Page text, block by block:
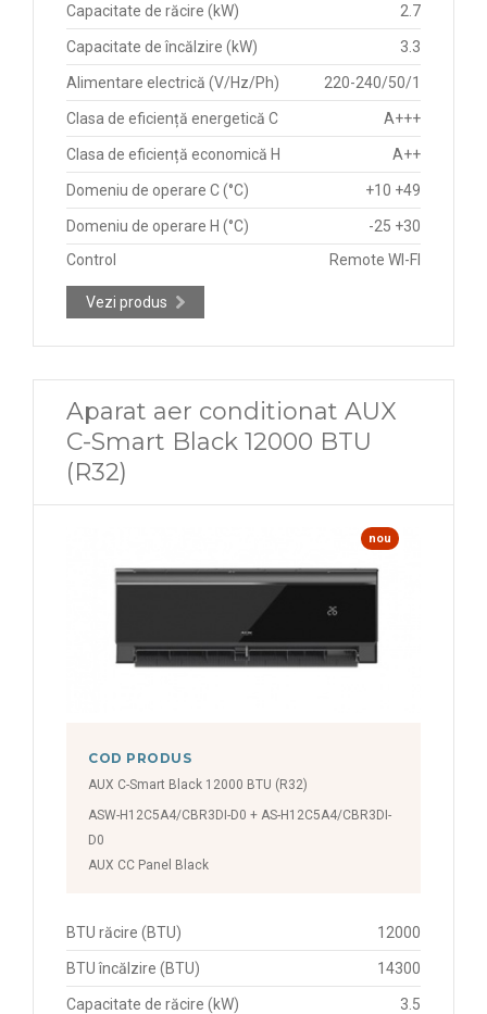
Capacitate de răcire (kW) 2.7
Capacitate de încălzire (kW) 3.3
Alimentare electrică (V/Hz/Ph) 220-240/50/1
Clasa de eficiență energetică C A+++
Clasa de eficiență economică H A++
Domeniu de operare C (°C) +10 +49
Domeniu de operare H (°C)
-25 +30
Control
Remote WI-FI
Vezi produs
Aparat aer conditionat AUX
C-Smart Black 12000 BTU
(R32)
nou
COD PRODUS
AUX C-Smart Black 12000 BTU (R32)
ASW-H12C5A4/CBR3DI-D0 + AS-H12C5A4/CBR3DI-
D0
AUX CC Panel Black
BTU răcire (BTU) 12000
BTU încălzire (BTU) 14300
Capacitate de răcire (kW) 3.5